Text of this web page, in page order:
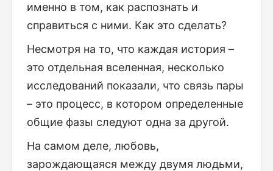
именно в том, как распознать и
справиться с ними. Как это сделать?
Несмотря на то, что каждая история –
это отдельная вселенная, несколько
исследований показали, что связь пары
– это процесс, в котором определенные
общие фазы следуют одна за другой.
На самом деле, любовь,
зарождающаяся между двумя людьми,